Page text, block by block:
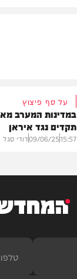
על סף פיצוץ
במדינות המערב
תקדים נגד איראן
15:57
09/06/25דודי סגל
המחדש